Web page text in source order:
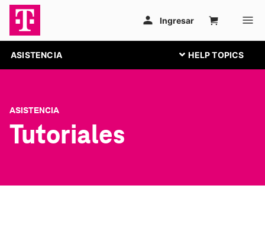
ASISTENCIA
ASISTENCIA
Tutoriales